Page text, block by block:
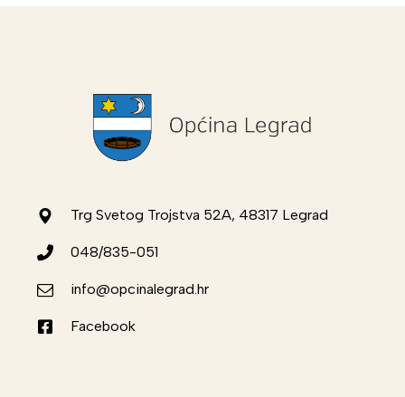
Trg Svetog Trojstva 52A, 48317 Legrad
048/835-051
info@opcinalegrad.hr
Facebook